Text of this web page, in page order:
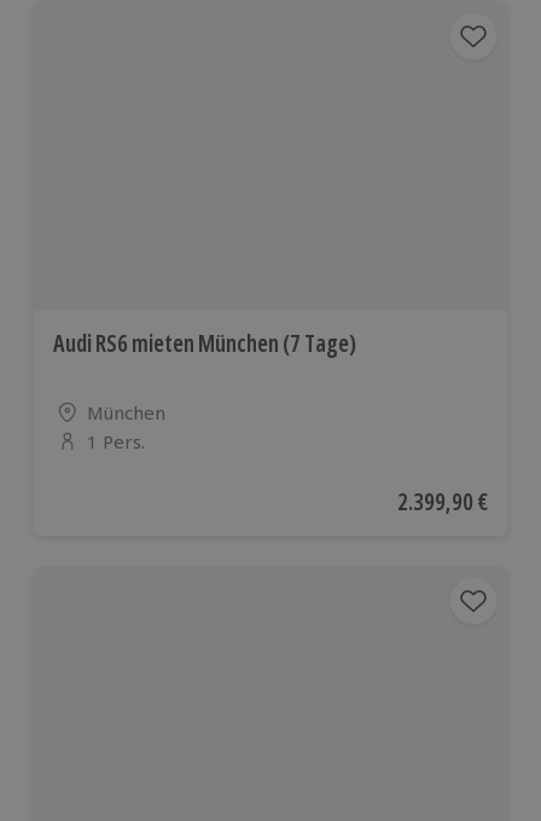
Audi RS6 mieten München (7 Tage)
Standort
München
Anzahl der Teilnehmer
1 Pers.
Aktueller Preis
2.399,90 €